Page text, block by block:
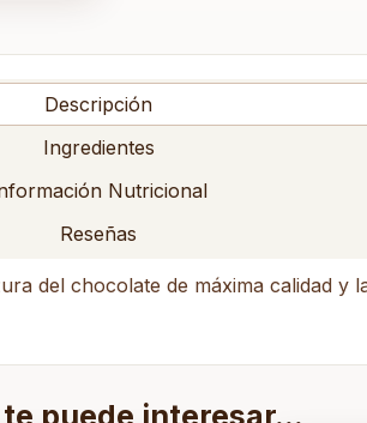
Descripción
Ingredientes
Nutricional
Reseñas
del chocolate de máxima calidad y
puede interesar...